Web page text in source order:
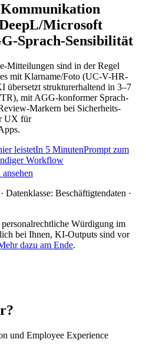
Microsoft
Sprach-Sensibilität
Mitteilungen sind in der Regel
mit Klarname/Foto (UC-V-HR-
strukturerhaltend in 3–7
mit AGG-konformer Sprach-
Markern bei Sicherheits-
UX für
leistetIn 5 MinutenPrompt zum
Workflow
· Datenklasse: Beschäftigtendaten ·
Würdigung im
bei Ihnen, KI-Outputs sind vor
dazu am Ende.
und Employee Experience